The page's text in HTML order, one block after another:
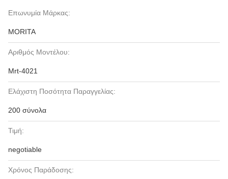
Επωνυμία Μάρκας:
MORITA
Αριθμός Μοντέλου:
Mrt-4021
Ελάχιστη Ποσότητα Παραγγελίας:
200 σύνολα
Τιμή:
negotiable
Χρόνος Παράδοσης: